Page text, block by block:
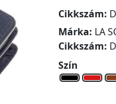
Cikkszám:
Márka: LA
Cikkszám:
Szín